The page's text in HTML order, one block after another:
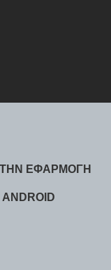
ΕΦΑΡΜΟΓΗ
ANDROID